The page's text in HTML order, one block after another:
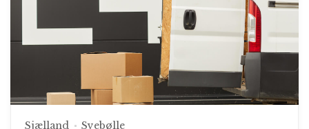
Sjælland Svebølle